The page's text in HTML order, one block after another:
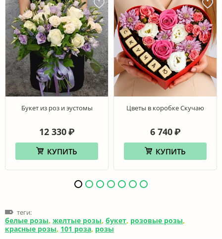
Букет из роз и эустомы
12 330 ₽
КУПИТЬ
Цветы в коробке Скучаю
6 740 ₽
КУПИТЬ
теги:
белые розы, желтые розы, букет, розовые розы,
красные розы, 101 роза, розы